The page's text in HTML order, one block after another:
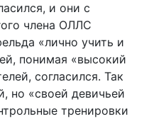
и они с
члена ОЛЛС
«лично учить и
понимая «высокий
согласился. Так
но «своей девичьей
тренировки